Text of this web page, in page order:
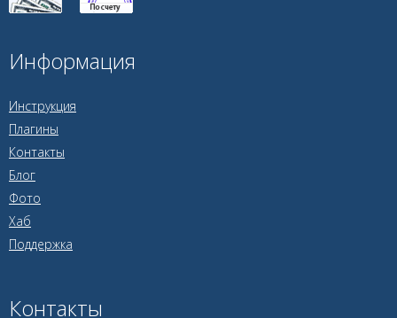
Информация
Инструкция
Плагины
Контакты
Блог
Фото
Хаб
Поддержка
Контакты